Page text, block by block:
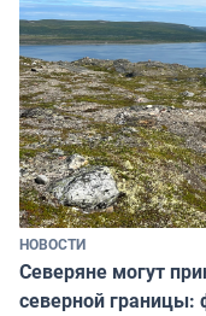
НОВОСТИ
Северяне могут
северной границы: